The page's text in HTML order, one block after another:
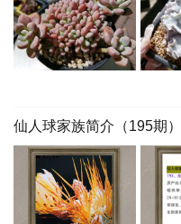
仙人球家族简介（195期